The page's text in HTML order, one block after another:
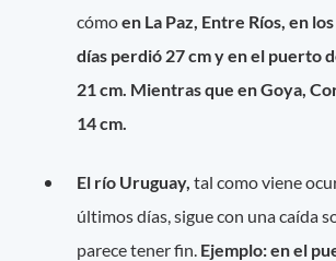
cómoen La Paz, Entre Ríos, en
días perdió 27 cm y en el puerto
21 cm. Mientras que en Goya,
14 cm.
El río Uruguay, tal como viene
últimos días, sigue con una caída
parece tener fin. Ejemplo: en el